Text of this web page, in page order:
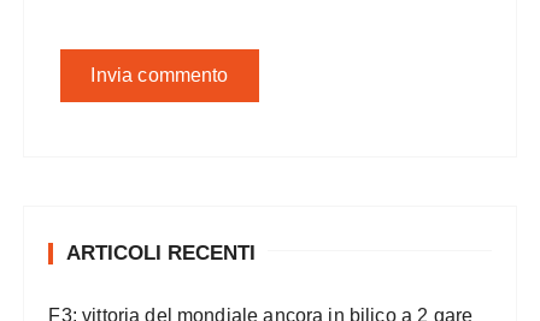
ARTICOLI RECENTI
F3: vittoria del mondiale ancora in bilico a 2 gare